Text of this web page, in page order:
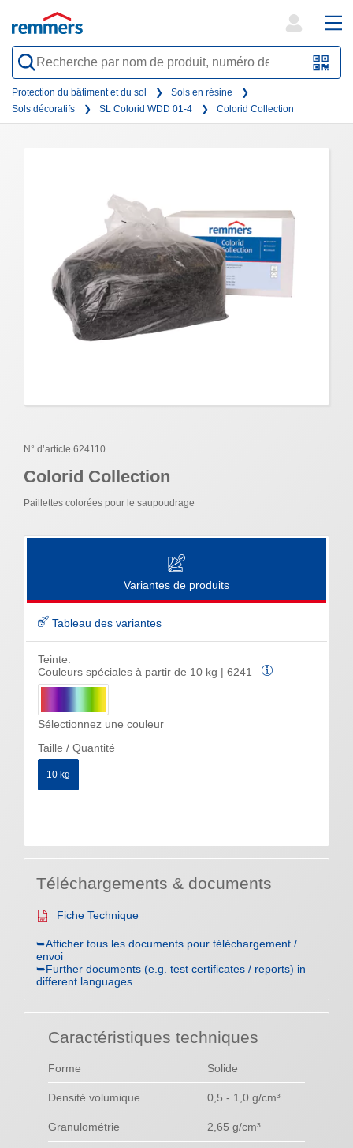
QR-
search
form
Protection du bâtiment et du sol
Sols en résine
Sols décoratifs
SL Colorid WDD 01-4 Colorid Collection
N° d’article 624110
Colorid Collection
Paillettes colorées pour le saupoudrage
Variantes de produits
Tableau des variantes
Teinte:
Couleurs spéciales à partir de 10 kg | 6241
Sélectionnez une couleur
Taille / Quantité
10 kg
Téléchargements & documents
Fiche Technique
➥Afficher tous les documents pour téléchargement /
envoi
➥Further documents (e.g. test certificates / reports) in
different languages
Caractéristiques techniques
Forme Solide
Densité volumique 0,5 - 1,0 g/cm³
Granulométrie 2,65 g/cm³